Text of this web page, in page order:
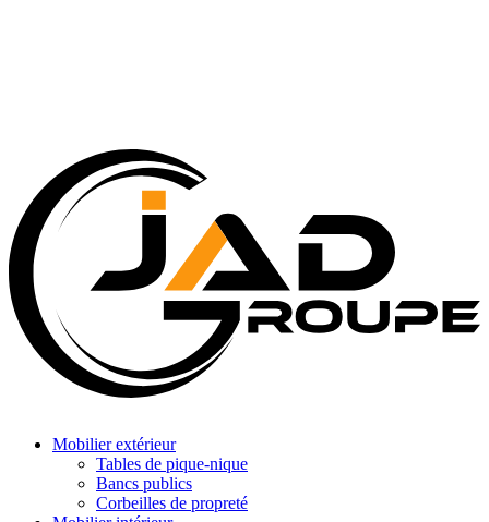
Mobilier extérieur
Tables de pique-nique
Bancs publics
Corbeilles de propreté